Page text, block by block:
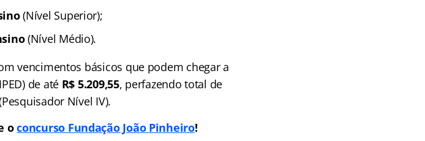
(Nível Superior);
(Nível Médio).
vencimentos básicos que podem chegar a
de até R$ 5.209,55, perfazendo total de
Nível IV).
oconcurso Fundação João Pinheiro!